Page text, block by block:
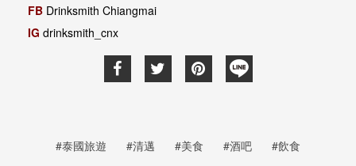
FB Drinksmith Chiangmai
IG drinksmith_cnx
#泰國旅遊 #清邁 #美食 #酒吧 #飲食